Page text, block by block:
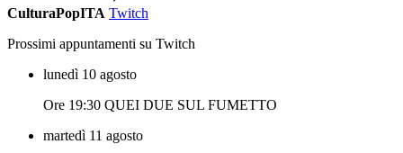
CulturaPopITA Twitch
Prossimi appuntamenti su Twitch
lunedì 10 agosto
Ore 19:30 QUEI DUE SUL FUMETTO
martedì 11 agosto